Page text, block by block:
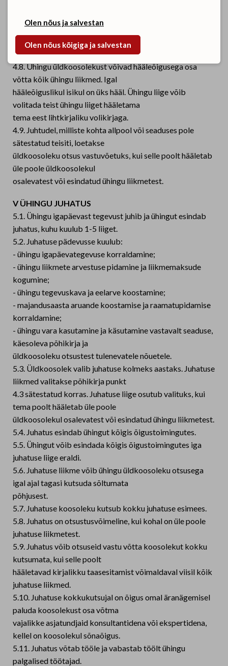
Olen nõus ja salvestan
Olen nõus kõigiga ja salvestan
peab ta sellest kirjalikult teatama ühingu juhatusele enne
üldkoosoleku kokkukutsumise
teate saatmist.
4.8. Ühingu üldkoosolekust võivad hääleõigusega osa
võtta kõik ühingu liikmed. Igal
hääleõiguslikul isikul on üks hääl. Ühingu liige võib
volitada teist ühingu liiget hääletama
tema eest lihtkirjaliku volikirjaga.
4.9. Juhtudel, milliste kohta allpool või seaduses pole
sätestatud teisiti, loetakse
üldkoosoleku otsus vastuvõetuks, kui selle poolt hääletab
üle poole üldkoosolekul
osalevatest või esindatud ühingu liikmetest.
V ÜHINGU JUHATUS
5.1. Ühingu igapäevast tegevust juhib ja ühingut esindab
juhatus, kuhu kuulub 1-5 liiget.
5.2. Juhatuse pädevusse kuulub:
- ühingu igapäevategevuse korraldamine;
- ühingu liikmete arvestuse pidamine ja liikmemaksude
kogumine;
- ühingu tegevuskava ja eelarve koostamine;
- majandusaasta aruande koostamise ja raamatupidamise
korraldamine;
- ühingu vara kasutamine ja käsutamine vastavalt seaduse,
käesoleva põhikirja ja
üldkoosoleku otsustest tulenevatele nõuetele.
5.3. Üldkoosolek valib juhatuse kolmeks aastaks. Juhatuse
liikmed valitakse põhikirja punkt
4.3 sätestatud korras. Juhatuse liige osutub valituks, kui
tema poolt hääletab üle poole
üldkoosolekul osalevatest või esindatud ühingu liikmetest.
5.4. Juhatus esindab ühingut kõigis õigustoimingutes.
5.5. Ühingut võib esindada kõigis õigustoimingutes iga
juhatuse liige eraldi.
5.6. Juhatuse liikme võib ühingu üldkoosoleku otsusega
igal ajal tagasi kutsuda sõltumata
põhjusest.
5.7. Juhatuse koosoleku kutsub kokku juhatuse esimees.
5.8. Juhatus on otsustusvõimeline, kui kohal on üle poole
juhatuse liikmetest.
5.9. Juhatus võib otsuseid vastu võtta koosolekut kokku
kutsumata, kui selle poolt
hääletavad kirjalikku taasesitamist võimaldaval viisil kõik
juhatuse liikmed.
5.10. Juhatuse kokkukutsujal on õigus omal äranägemisel
paluda koosolekust osa võtma
vajalikke asjatundjaid konsultantidena või ekspertidena,
kellel on koosolekul sõnaõigus.
5.11. Juhatus võtab tööle ja vabastab töölt ühingu
palgalised töötajad.